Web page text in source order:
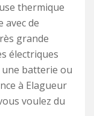
thermique
avec de
grande
électriques
batterie ou
à Elagueur
voulez du